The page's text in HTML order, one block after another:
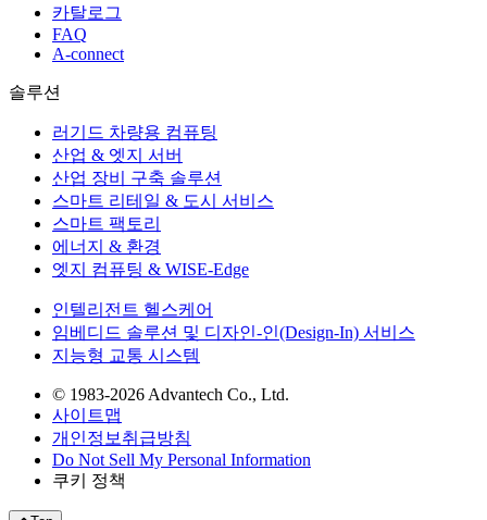
카탈로그
FAQ
A-connect
솔루션
러기드 차량용 컴퓨팅
산업 & 엣지 서버
산업 장비 구축 솔루션
스마트 리테일 & 도시 서비스
스마트 팩토리
에너지 & 환경
엣지 컴퓨팅 & WISE-Edge
인텔리전트 헬스케어
임베디드 솔루션 및 디자인-인(Design-In) 서비스
지능형 교통 시스템
© 1983-2026 Advantech Co., Ltd.
사이트맵
개인정보취급방침
Do Not Sell My Personal Information
쿠키 정책